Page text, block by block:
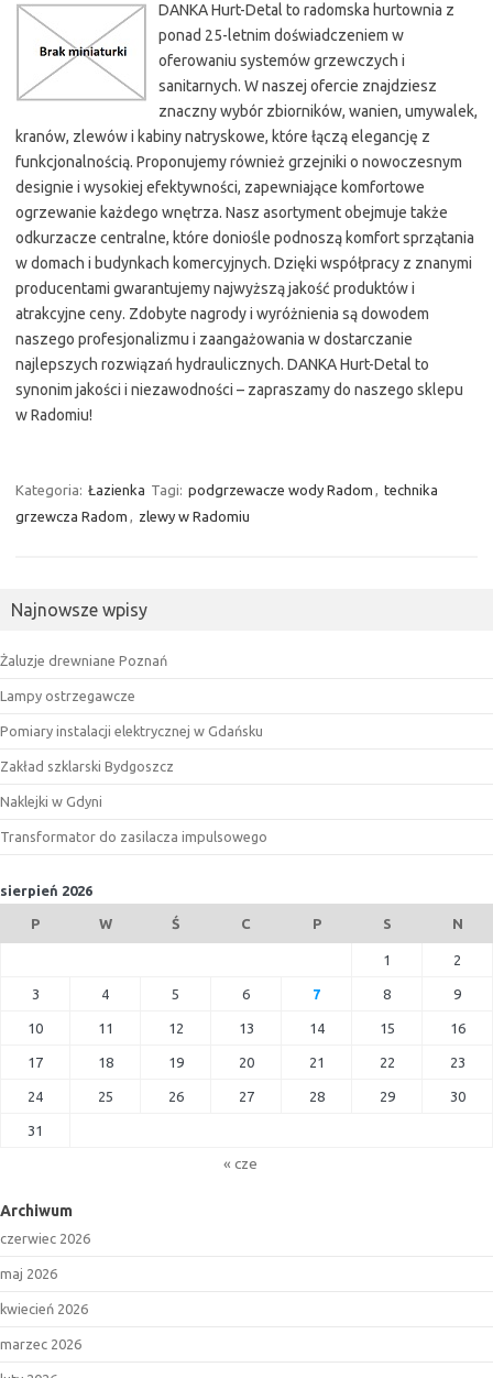
DANKA Hurt-Detal to radomska hurtownia z
ponad 25-letnim doświadczeniem w
oferowaniu systemów grzewczych i
sanitarnych. W naszej ofercie znajdziesz
znaczny wybór zbiorników, wanien, umywalek,
kranów, zlewów i kabiny natryskowe, które łączą elegancję z
funkcjonalnością. Proponujemy również grzejniki o nowoczesnym
designie i wysokiej efektywności, zapewniające komfortowe
ogrzewanie każdego wnętrza. Nasz asortyment obejmuje także
odkurzacze centralne, które doniośle podnoszą komfort sprzątania
w domach i budynkach komercyjnych. Dzięki współpracy z znanymi
producentami gwarantujemy najwyższą jakość produktów i
atrakcyjne ceny. Zdobyte nagrody i wyróżnienia są dowodem
naszego profesjonalizmu i zaangażowania w dostarczanie
najlepszych rozwiązań hydraulicznych. DANKA Hurt-Detal to
synonim jakości i niezawodności – zapraszamy do naszego sklepu
w Radomiu!
Kategoria: Łazienka Tagi: podgrzewacze wody Radom , technika
grzewcza Radom , zlewy w Radomiu
Najnowsze wpisy
Żaluzje drewniane Poznań
Lampy ostrzegawcze
Pomiary instalacji elektrycznej w Gdańsku
Zakład szklarski Bydgoszcz
Naklejki w Gdyni
Transformator do zasilacza impulsowego
sierpień 2026
P W Ś C P S N
1 2
3 4 5 6 7 8 9
10 11 12 13 14 15 16
17 18 19 20 21 22 23
24 25 26 27 28 29 30
31
« cze
Archiwum
czerwiec 2026
maj 2026
kwiecień 2026
marzec 2026